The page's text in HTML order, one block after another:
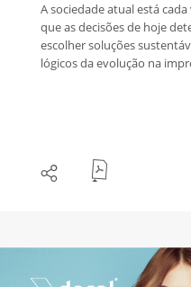
A sociedade atual está
que as decisões de hoje
escolher soluções
lógicos da evolução na
ecológicos e como a
sustentabilidade através
conjunto com a BASF